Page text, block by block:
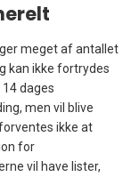
meget af antallet
kan ikke fortrydes
dages
men vil blive
ikke at
for
vil have lister,